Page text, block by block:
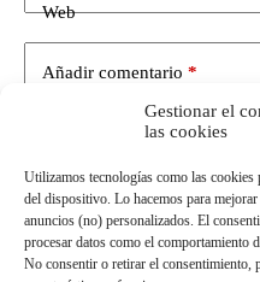
Gestionar el
las cookies
Utilizamos tecnologías como las cookies
del dispositivo. Lo hacemos para
anuncios (no) personalizados. El
procesar datos como el comportamiento
No consentir o retirar el consentimiento,
Web
Añadir comentario *